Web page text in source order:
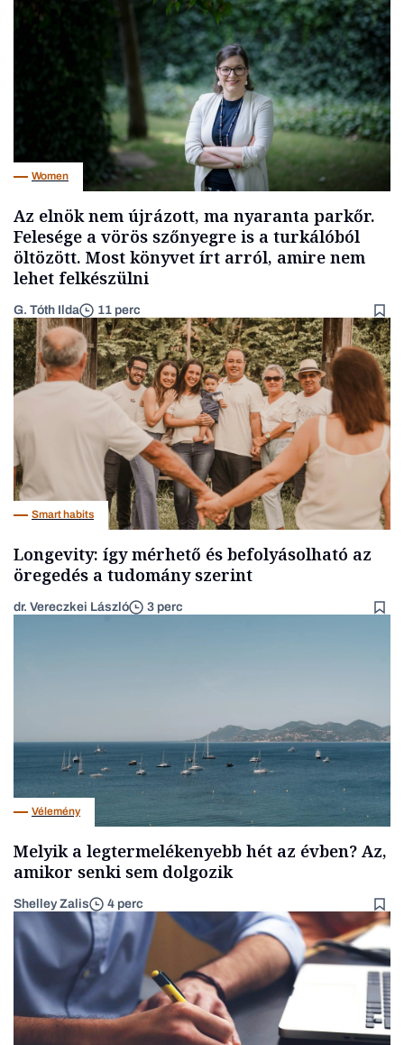
Women
Az elnök nem újrázott, ma nyaranta parkőr.
Felesége a vörös szőnyegre is a turkálóból
öltözött. Most könyvet írt arról, amire nem
lehet felkészülni
G. Tóth Ilda 11 perc
Smart habits
Longevity: így mérhető és befolyásolható az
öregedés a tudomány szerint
dr. Vereczkei László 3 perc
Vélemény
Melyik a legtermelékenyebb hét az évben? Az,
amikor senki sem dolgozik
Shelley Zalis 4 perc